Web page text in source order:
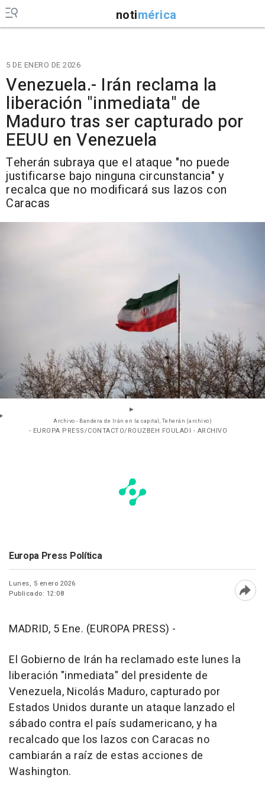
notimérica
5 DE ENERO DE 2026
Venezuela.- Irán reclama la
liberación "inmediata" de
Maduro tras ser capturado por
EEUU en Venezuela
Teherán subraya que el ataque "no puede
justificarse bajo ninguna circunstancia" y
recalca que no modificará sus lazos con
Caracas
Archivo - Bandera de Irán en la capital, Teherán (archivo)
- EUROPA PRESS/CONTACTO/ROUZBEH FOULADI - ARCHIVO
Europa Press Política
Lunes, 5 enero 2026
Publicado: 12:08
MADRID, 5 Ene. (EUROPA PRESS) -
El Gobierno de Irán ha reclamado este lunes la
liberación "inmediata" del presidente de
Venezuela, Nicolás Maduro, capturado por
Estados Unidos durante un ataque lanzado el
sábado contra el país sudamericano, y ha
recalcado que los lazos con Caracas no
cambiarán a raíz de estas acciones de
Washington.